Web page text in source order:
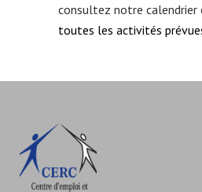
consultez notre calendrier
toutes les activités